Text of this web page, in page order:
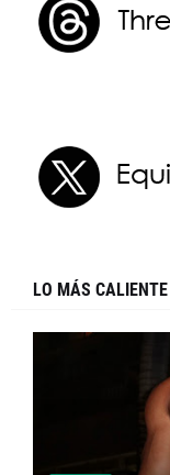
LO MÁS CALIENTE